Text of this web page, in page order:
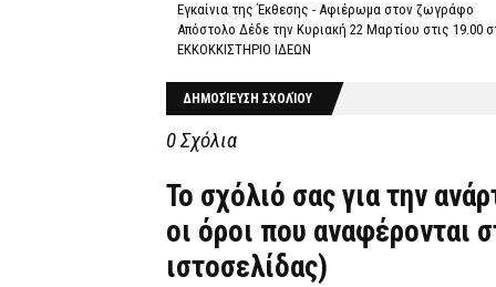
Eγκαίνια της Έκθεσης - Αφιέρωμα στον ζωγράφο
Απόστολο Δέδε την Κυριακή 22 Μαρτίου στις 19.00
ΕΚΚΟΚΚΙΣΤΗΡΙΟ ΙΔΕΩΝ
ΔΗΜΟΣΊΕΥΣΗ ΣΧΟΛΊΟΥ
0 Σχόλια
Το σχόλιό σας για την
οι όροι που αναφέρονται
ιστοσελίδας)